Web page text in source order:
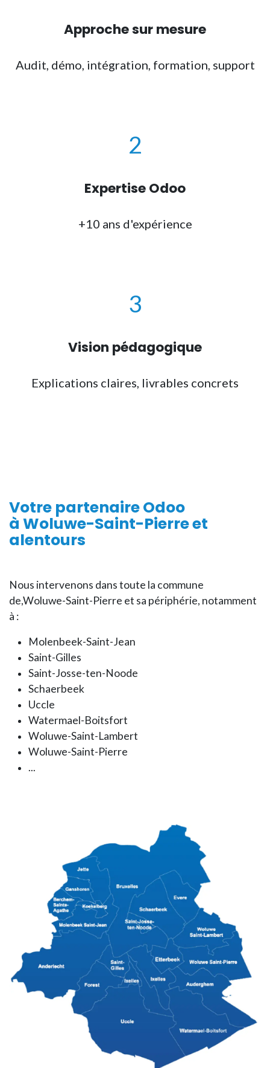
Approche sur mesure
Audit, démo, intégration, formation, support
2
Expertise Odoo
+10 ans d'expérience
3
Vision pédagogique
Explications claires, livrables concrets
Votre partenaire Odoo
à Woluwe-Saint-Pierre et
alentours
Nous intervenons dans toute la commune
de,Woluwe-Saint-Pierre et sa périphérie, notamment
à :
Molenbeek-Saint-Jean
Saint-Gilles
Saint-Josse-ten-Noode
Schaerbeek
Uccle
Watermael-Boitsfort
Woluwe-Saint-Lambert
Woluwe-Saint-Pierre
...